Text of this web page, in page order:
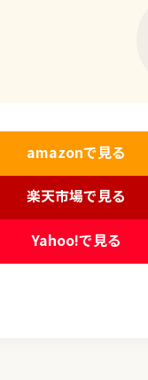
amazonで見る
楽天市場で見る
Yahoo!で見る